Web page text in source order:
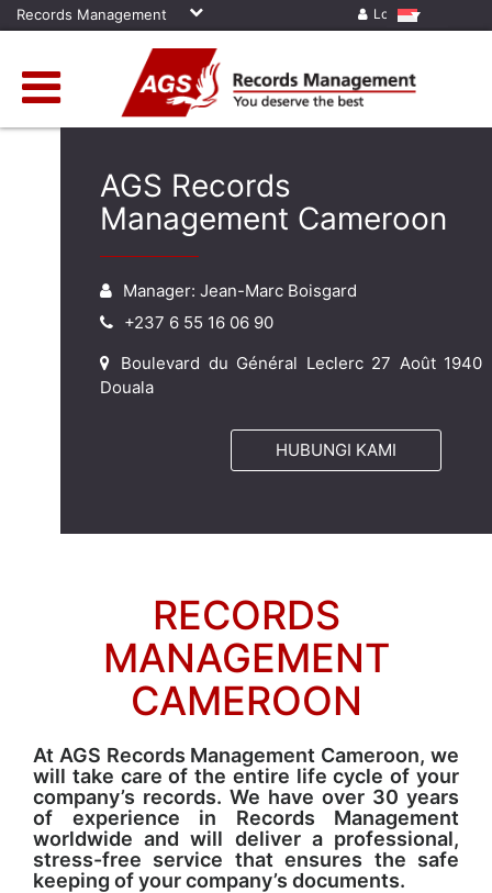
Records Management Log in
AGS Records
Management Cameroon
Manager: Jean-Marc Boisgard
+237 6 55 16 06 90
Boulevard du Général Leclerc 27 Août 1940
Douala
HUBUNGI KAMI
RECORDS
MANAGEMENT
CAMEROON
At AGS Records Management Cameroon, we
will take care of the entire life cycle of your
company’s records. We have over 30 years
of experience in Records Management
worldwide and will deliver a professional,
stress-free service that ensures the safe
keeping of your company’s documents.